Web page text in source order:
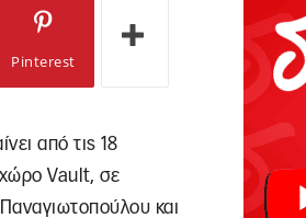
Pinterest
από τις 18
Vault, σε
και